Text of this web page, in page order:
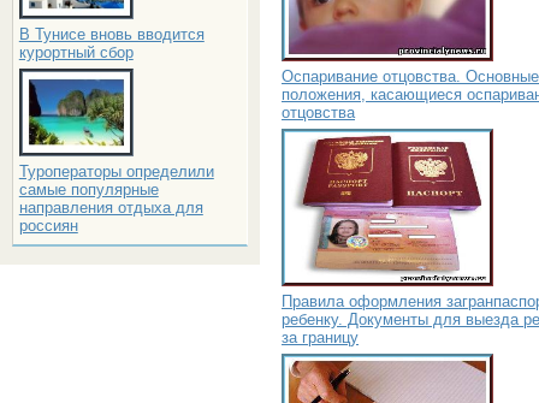
В Тунисе вновь вводится
курортный сбор
Туроператоры определили
самые популярные
направления отдыха для
россиян
Оспаривание отцовства. Основные
положения, касающиеся
отцовства
Правила оформления
ребенку. Документы для выезда
за границу